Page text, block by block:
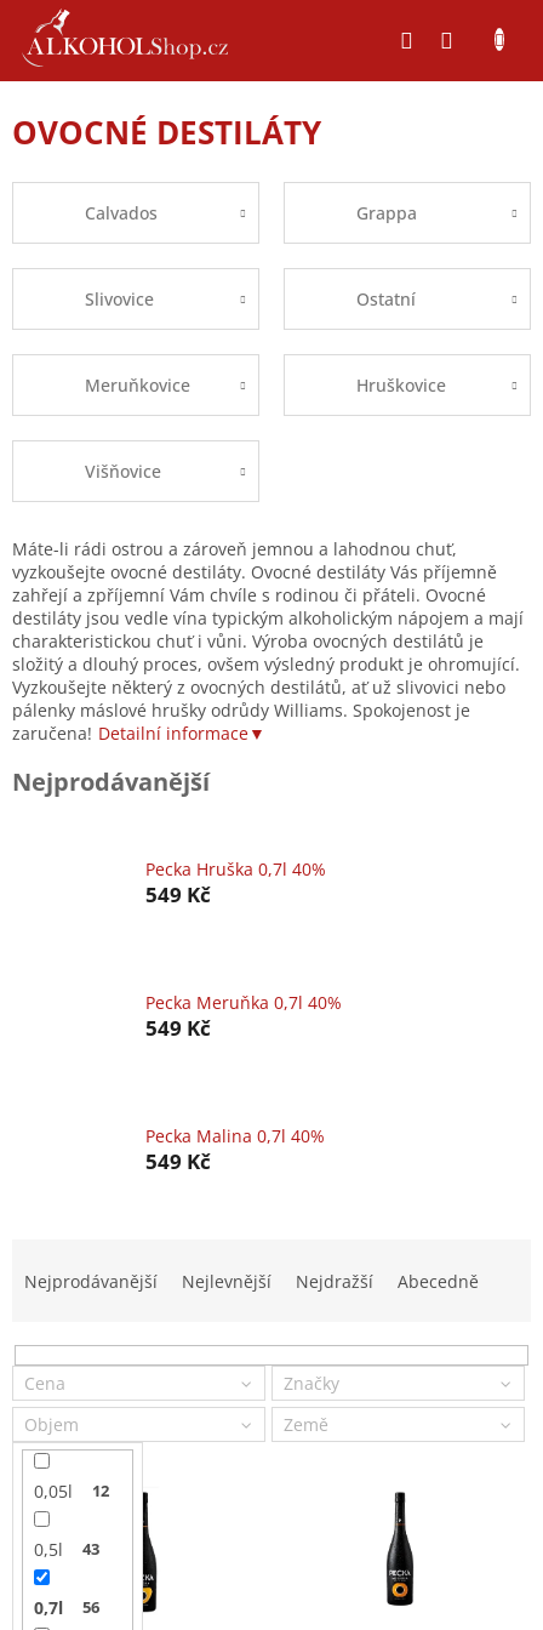
obsah
OVOCNÉ DESTILÁTY
Calvados Grappa
Slivovice Ostatní
Meruňkovice Hruškovice
Višňovice
Máte-li rádi ostrou a zároveň jemnou a lahodnou chuť,
vyzkoušejte ovocné destiláty. Ovocné destiláty Vás příjemně
zahřejí a zpříjemní Vám chvíle s rodinou či přáteli. Ovocné
destiláty jsou vedle vína typickým alkoholickým nápojem a mají
charakteristickou chuť i vůni. Výroba ovocných destilátů je
složitý a dlouhý proces, ovšem výsledný produkt je ohromující.
Vyzkoušejte některý z ovocných destilátů, ať už slivovici nebo
pálenky máslové hrušky odrůdy Williams. Spokojenost je
zaručena! Detailní informace▼
Nejprodávanější
Pecka Hruška 0,7l 40%
549 Kč
Pecka Meruňka 0,7l 40%
549 Kč
Pecka Malina 0,7l 40%
549 Kč
n
p
r
Nejprodávanější Nejlevnější Nejdražší Abecedně
Cena
Značky
Objem
0,05l 12
0,5l 43
0,7l 56
Země